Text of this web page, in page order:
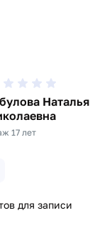
Наталья
17 лет
для записи